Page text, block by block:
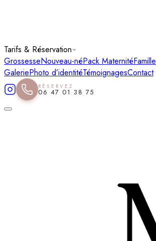
Tarifs & Réservation
GrossesseNouveau-néPack MaternitéFamille
GaleriePhoto d’identitéTémoignagesContact
RÉSERVEZ
06 47 01 38 75